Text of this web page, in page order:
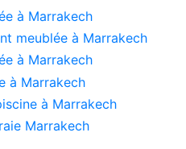
à Marrakech
meublée à Marrakech
à Marrakech
à Marrakech
à Marrakech
Marrakech